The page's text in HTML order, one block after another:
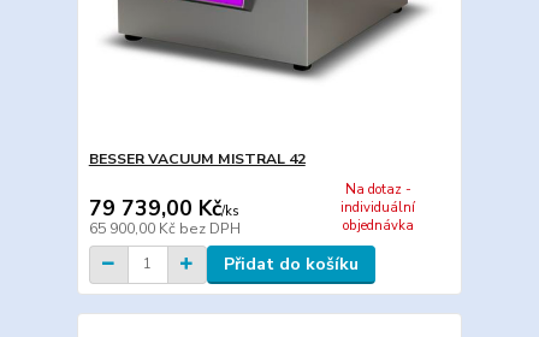
BESSER VACUUM MISTRAL 42
79 739,00 Kč/ks
65 900,00 Kč bez DPH
Na dotaz -
individuální
objednávka
Přidat do košíku